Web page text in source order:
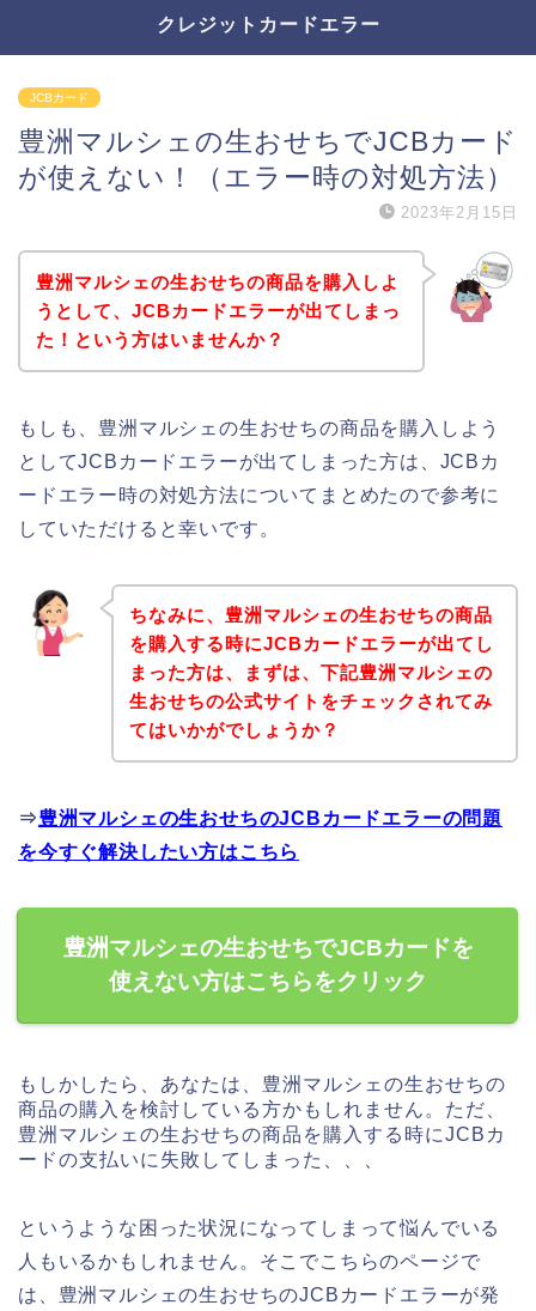
クレジットカードエラー
JCBカード
豊洲マルシェの生おせちでJCBカード
が使えない！（エラー時の対処方法）
2023年2月15日
豊洲マルシェの生おせちの商品を購入しよ
うとして、JCBカードエラーが出てしまっ
た！という方はいませんか？
もしも、豊洲マルシェの生おせちの商品を購入しよう
としてJCBカードエラーが出てしまった方は、JCBカ
ードエラー時の対処方法についてまとめたので参考に
していただけると幸いです。
ちなみに、豊洲マルシェの生おせちの商品
を購入する時にJCBカードエラーが出てし
まった方は、まずは、下記豊洲マルシェの
生おせちの公式サイトをチェックされてみ
てはいかがでしょうか？
⇒豊洲マルシェの生おせちのJCBカードエラーの問題
を今すぐ解決したい方はこちら
豊洲マルシェの生おせちでJCBカードを
使えない方はこちらをクリック
もしかしたら、あなたは、豊洲マルシェの生おせちの
商品の購入を検討している方かもしれません。ただ、
豊洲マルシェの生おせちの商品を購入する時にJCBカ
ードの支払いに失敗してしまった、、、
というような困った状況になってしまって悩んでいる
人もいるかもしれません。そこでこちらのページで
は、豊洲マルシェの生おせちのJCBカードエラーが発